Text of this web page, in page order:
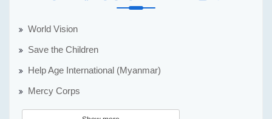
World Vision
Save the Children
Help Age International (Myanmar)
Mercy Corps